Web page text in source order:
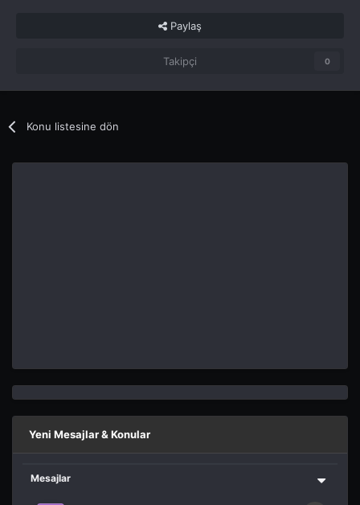
Paylaş
Takipçi 0
Konu listesine dön
Yeni Mesajlar & Konular
Mesajlar